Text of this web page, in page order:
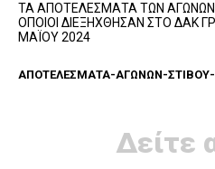
ΤΑ ΑΠΟΤΕΛΕΣΜΑΤΑ ΤΩΝ ΑΓΩΝΩΝ
ΟΠΟΙΟΙ ΔΙΕΞΗΧΘΗΣΑΝ ΣΤΟ ΔΑΚ
ΜΑΪΟΥ 2024
ΑΠΟΤΕΛΕΣΜΑΤΑ-ΑΓΩΝΩΝ-ΣΤΙΒΟΥ-
Δείτε